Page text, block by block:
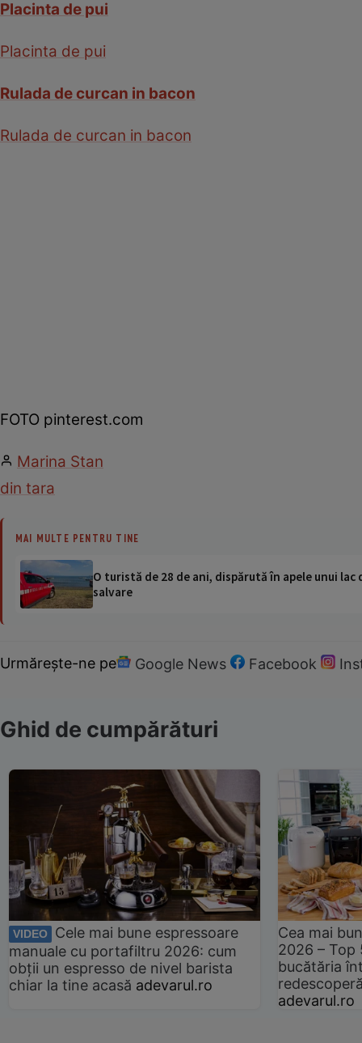
Placinta de pui
Placinta de pui
Rulada de curcan in bacon
Rulada de curcan in bacon
FOTO pinterest.com
Marina Stan
din tara
MAI MULTE PENTRU TINE
O turistă de 28 de ani, dispărută în apele unui
salvare
Urmărește-ne pe Google News Facebook
Ghid de cumpărături
VIDEO
Cele mai bune espressoare
manuale cu portafiltru 2026: cum
obții un espresso de nivel barista
chiar la tine acasă adevarul.ro
Cea mai
2026 –
bucătăria
adevarul.ro